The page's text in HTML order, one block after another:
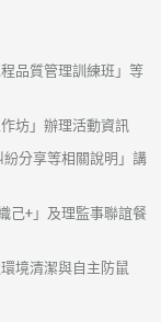
品質管理訓練班」等
坊」辦理活動資訊
分享等相關說明」講
己+」及理監事聯誼餐
境清潔與自主防鼠